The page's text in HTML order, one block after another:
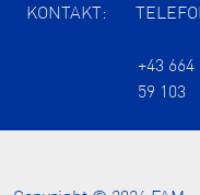
KONTAKT:
+43 664
59 103